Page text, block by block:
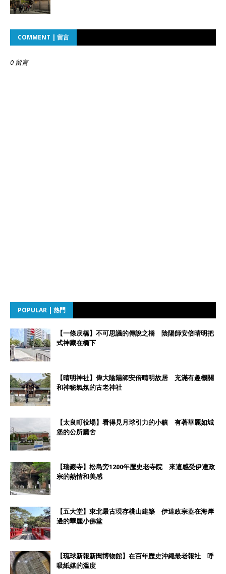
COMMENT | 留言
0 留言
POPULAR | 熱門
【一條戻橋】不可思議的傳說之橋 陰陽師安倍晴明把
式神藏在橋下
【晴明神社】偉大陰陽師安倍晴明故居 充滿有趣機關
和神秘氣氛的古老神社
【太良町役場】看得見月球引力的小鎮 有著華麗如城
堡的公所廳舍
【瑞巖寺】松島旁1200年歷史老寺院 來這感受伊達政
宗的熱情和美感
【五大堂】東北最古現存桃山建築 伊達政宗蓋在海岸
邊的華麗小佛堂
【琉球新報新聞博物館】在百年歷史沖繩最老報社 呼
吸紙媒的溫度